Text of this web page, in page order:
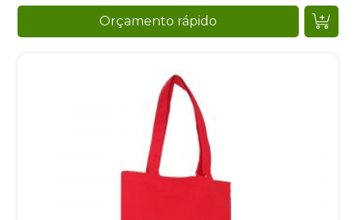
Orçamento rápido